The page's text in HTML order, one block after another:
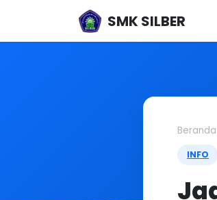
SMK SILBER
Beranda
INFO